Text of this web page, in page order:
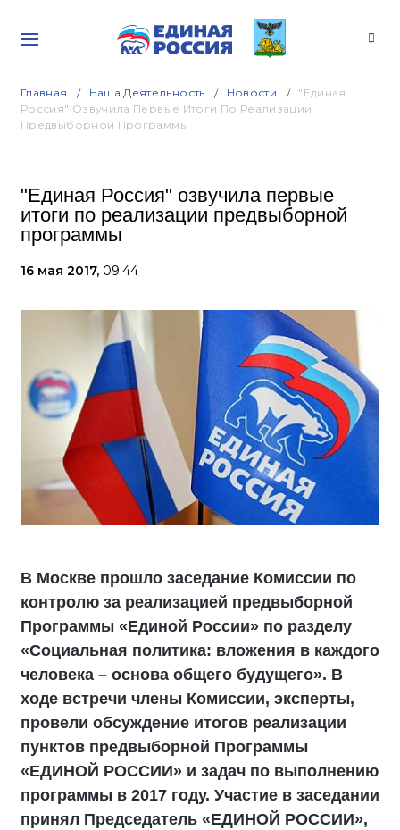
Главная Наша Деятельность Новости
"Единая
Россия" Озвучила Первые Итоги По Реализации
Предвыборной Программы
"Единая Россия" озвучила первые
итоги по реализации предвыборной
программы
16 мая 2017, 09:44
В Москве прошло заседание Комиссии по
контролю за реализацией предвыборной
Программы «Единой России» по разделу
«Социальная политика: вложения в каждого
человека – основа общего будущего». В
ходе встречи члены Комиссии, эксперты,
провели обсуждение итогов реализации
пунктов предвыборной Программы
«ЕДИНОЙ РОССИИ» и задач по выполнению
программы в 2017 году. Участие в заседании
принял Председатель «ЕДИНОЙ РОССИИ»,